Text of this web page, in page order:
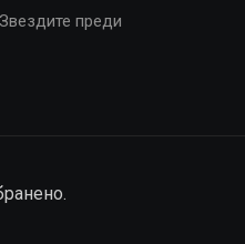
Звездите преди